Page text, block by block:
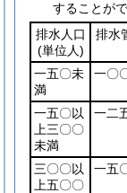
することがで
排水人口
(単位人)
排水
一五〇未
満
一〇
一五〇以
上三〇〇
未満
一二
三〇〇以
上五〇〇
一五